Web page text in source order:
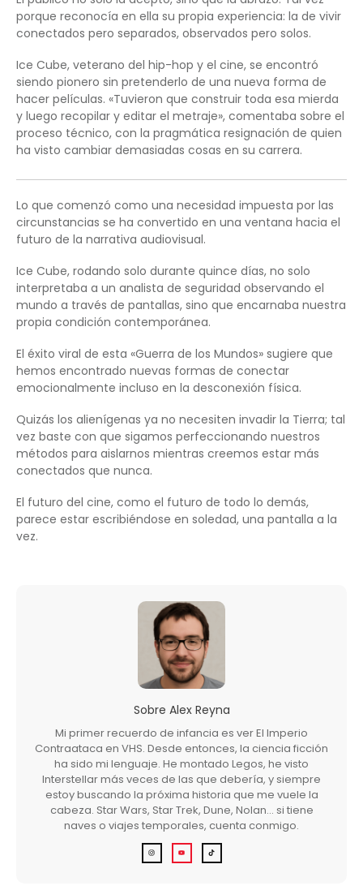
porque reconocía en ella su propia experiencia: la de vivir
conectados pero separados, observados pero solos.
Ice Cube, veterano del hip-hop y el cine, se encontró
siendo pionero sin pretenderlo de una nueva forma de
hacer películas. «Tuvieron que construir toda esa mierda
y luego recopilar y editar el metraje», comentaba sobre el
proceso técnico, con la pragmática resignación de quien
ha visto cambiar demasiadas cosas en su carrera.
Lo que comenzó como una necesidad impuesta por las
circunstancias se ha convertido en una ventana hacia el
futuro de la narrativa audiovisual.
Ice Cube, rodando solo durante quince días, no solo
interpretaba a un analista de seguridad observando el
mundo a través de pantallas, sino que encarnaba nuestra
propia condición contemporánea.
El éxito viral de esta «Guerra de los Mundos» sugiere que
hemos encontrado nuevas formas de conectar
emocionalmente incluso en la desconexión física.
Quizás los alienígenas ya no necesiten invadir la Tierra; tal
vez baste con que sigamos perfeccionando nuestros
métodos para aislarnos mientras creemos estar más
conectados que nunca.
El futuro del cine, como el futuro de todo lo demás,
parece estar escribiéndose en soledad, una pantalla a la
vez.
Sobre Alex Reyna
Mi primer recuerdo de infancia es ver El Imperio
Contraataca en VHS. Desde entonces, la ciencia ficción
ha sido mi lenguaje. He montado Legos, he visto
Interstellar más veces de las que debería, y siempre
estoy buscando la próxima historia que me vuele la
cabeza. Star Wars, Star Trek, Dune, Nolan… si tiene
naves o viajes temporales, cuenta conmigo.